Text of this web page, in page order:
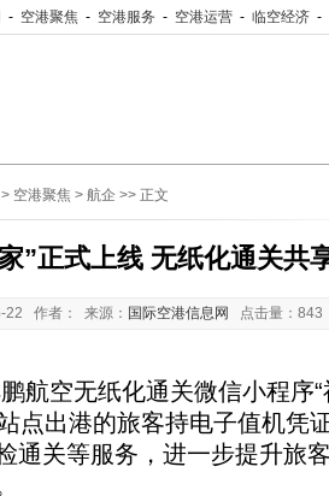
- 空港聚焦 - 空港服务 - 空港运营 - 临空经济 -
> 空港聚焦 > 航企 >> 正文
”正式上线 无纸化通关共
22 作者： 来源： 国际空港信息网 点击量：
空无纸化通关微信小程序“
点出港的旅客持电子值机凭
通关等服务，进一步提升旅